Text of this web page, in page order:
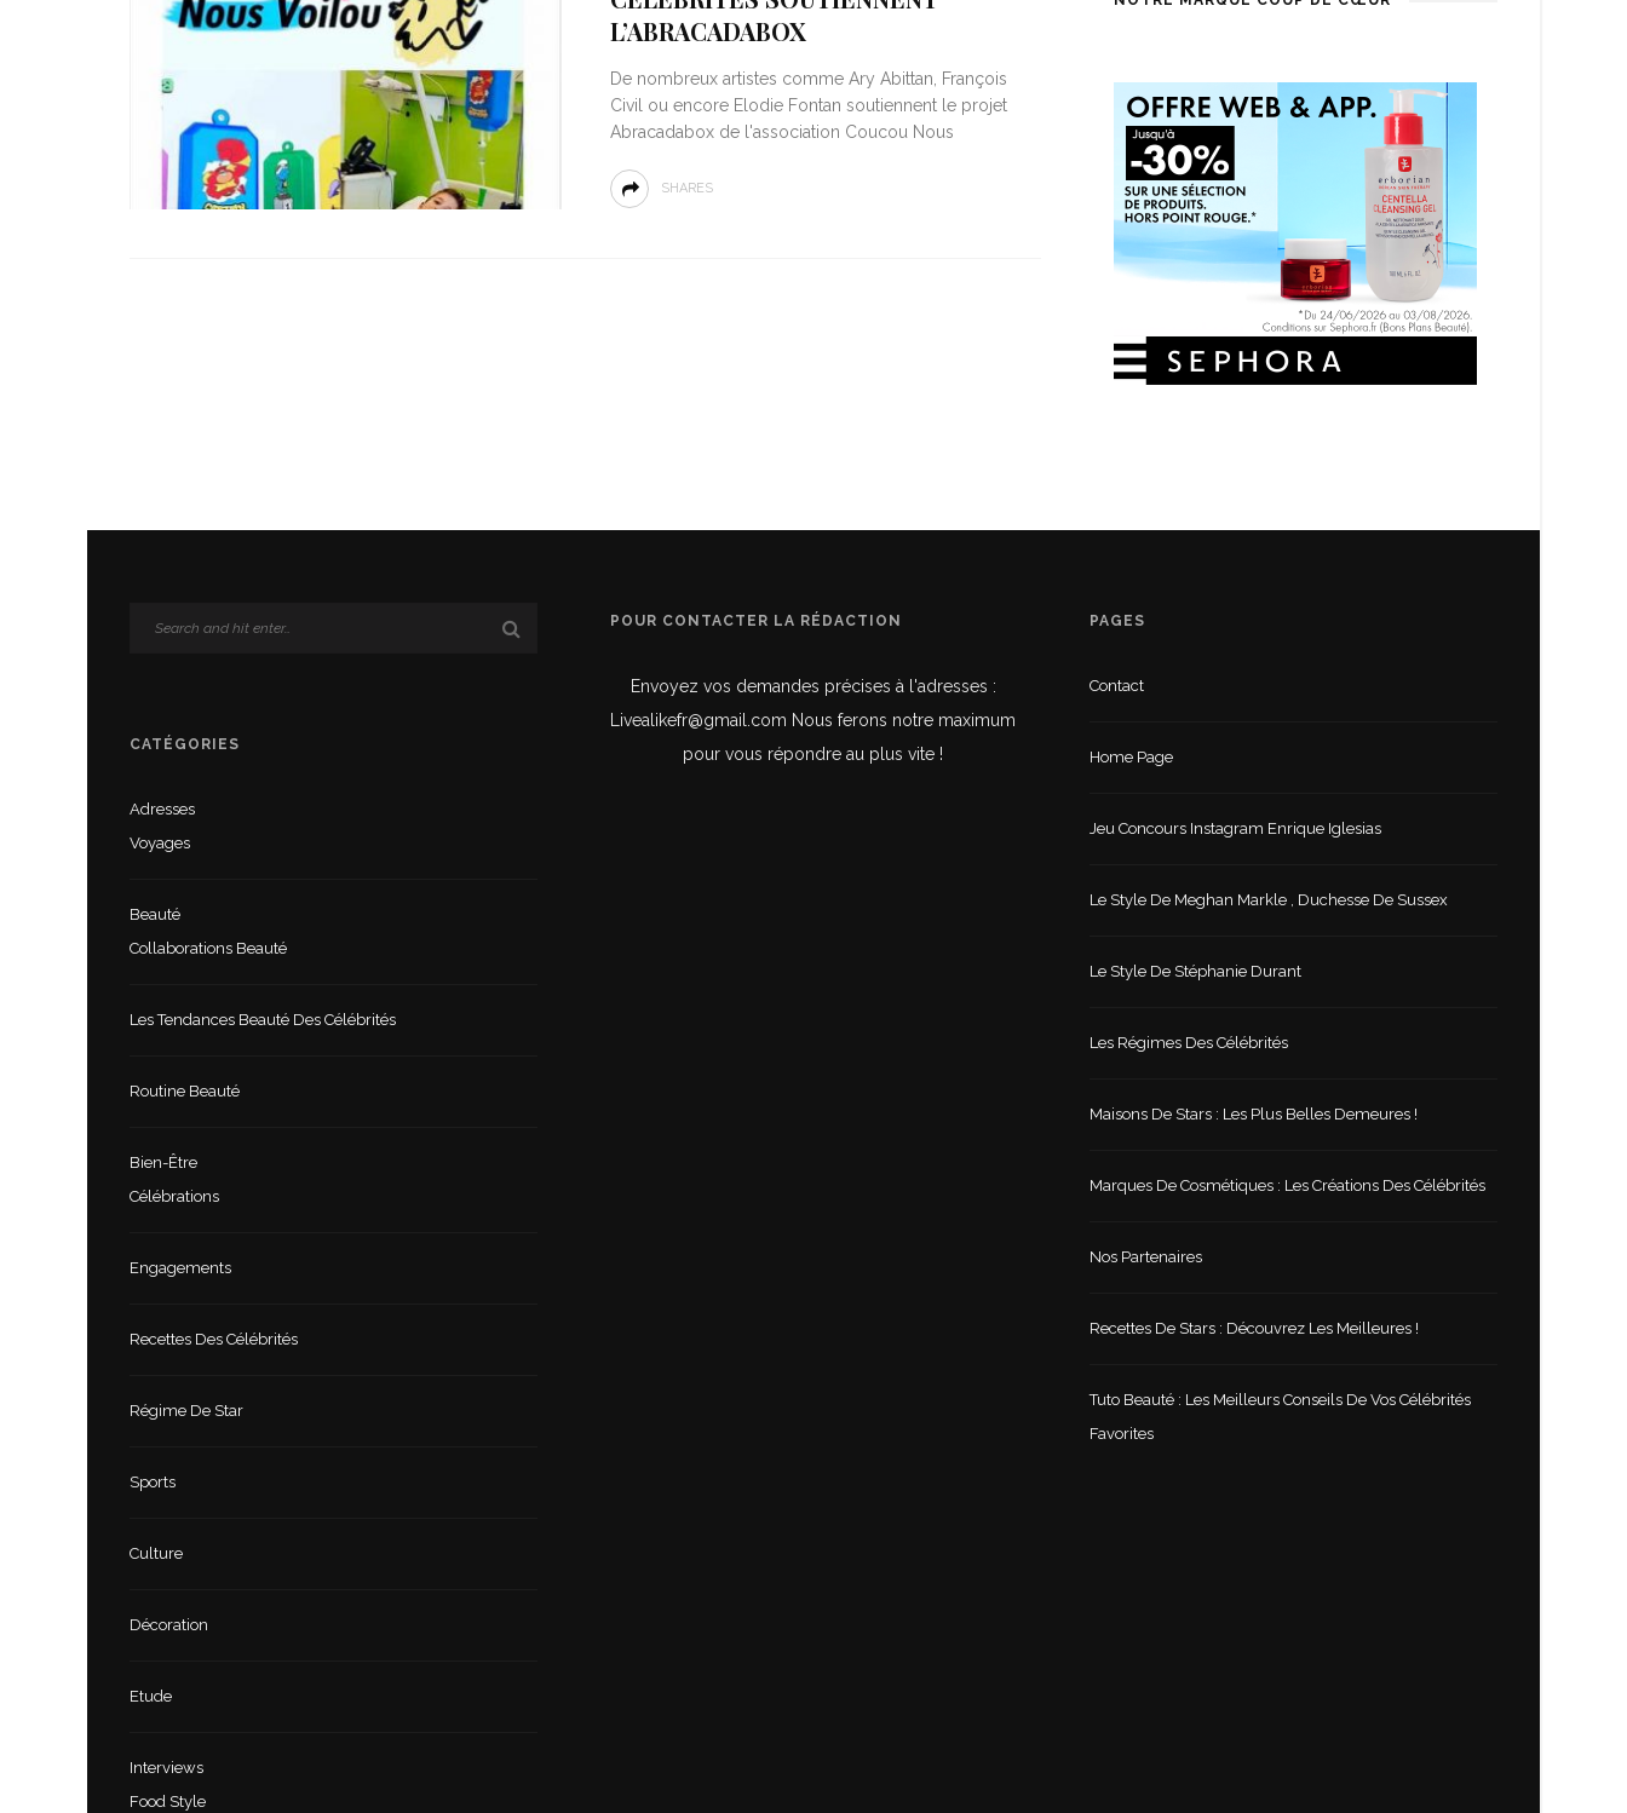
L’ABRACADABOX
De nombreux artistes comme Ary Abittan, François
Civil ou encore Elodie Fontan soutiennent le projet
Abracadabox de l'association Coucou Nous
SHARES
CATÉGORIES
Adresses
Voyages
Beauté
Collaborations Beauté
Les Tendances Beauté Des Célébrités
Routine Beauté
Bien-Être
Célébrations
Engagements
Recettes Des Célébrités
Régime De Star
Sports
Culture
Décoration
Etude
Interviews
Food Style
POUR CONTACTER LA RÉDACTION
Envoyez vos demandes précises à l'adresses :
Livealikefr@gmail.com Nous ferons notre maximum
pour vous répondre au plus vite !
PAGES
Contact
Home Page
Jeu Concours Instagram Enrique Iglesias
Le Style De Meghan Markle , Duchesse De Sussex
Le Style De Stéphanie Durant
Les Régimes Des Célébrités
Maisons De Stars : Les Plus Belles Demeures !
Marques De Cosmétiques : Les Créations Des Célébrités
Nos Partenaires
Recettes De Stars : Découvrez Les Meilleures !
Tuto Beauté : Les Meilleurs Conseils De Vos Célébrités
Favorites